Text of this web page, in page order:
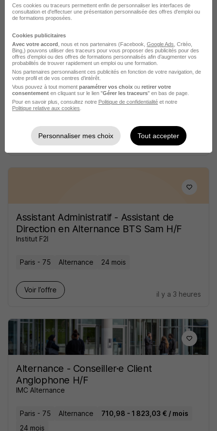
Alternance - Chargé de Reporting et
Suivi d'Activité H/F
Paris Habitat
Paris 5e - 75
Alternance
492,22 - 1 823,03 € / mois
Voir l’offre
il y a 3 heures
Assistant Administratif - Assistant de
Direction en Alternance BTS Sam H/F
Institut F2I
Paris - 75 Alternance 24 mois
Voir l’offre
il y a 3 heures
Alternance - Conseiller·e Client
Anglophone H/F
IMC Alternance
Paris - 75 Alternance
710,98 - 1 823,03 € / mois
24 mois
Ces cookies ou traceurs permettent enfin de personnaliser les interfaces de
consultation et d'effectuer une présentation personnalisée des offres d'emploi ou
de formations proposées.
Cookies publicitaires
Avec votre accord , nous et nos partenaires (Facebook, Google Ads , Critéo,
Bing,) pouvons utiliser des traceurs pour vous proposer des publicités pour des
offres d’emploi ou des offres de formations personnalisés afin d’augmenter vos
probabilités de trouver rapidement un emploi ou une formation.
Nos partenaires personnalisent ces publicités en fonction de votre navigation, de
votre profil et de vos centres d’intérêt.
Vous pouvez à tout moment paramétrer vos choix ou retirer votre
consentement en cliquant sur le lien "Gérer les traceurs" en bas de page.
Pour en savoir plus, consultez notre Politique de confidentialité et notre
Politique relative aux cookies
Personnaliser mes choix Tout accepter